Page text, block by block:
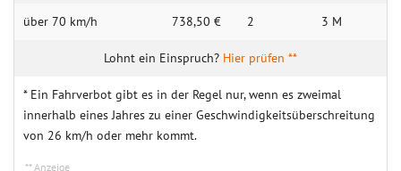
über 70 km/h 738,50 € 2 3 M
Hier prüfen **
* Ein Fahrverbot gibt es in der Regel nur, wenn es zweimal
innerhalb eines Jahres zu einer Geschwindigkeitsüberschreitung
von 26 km/h oder mehr kommt.